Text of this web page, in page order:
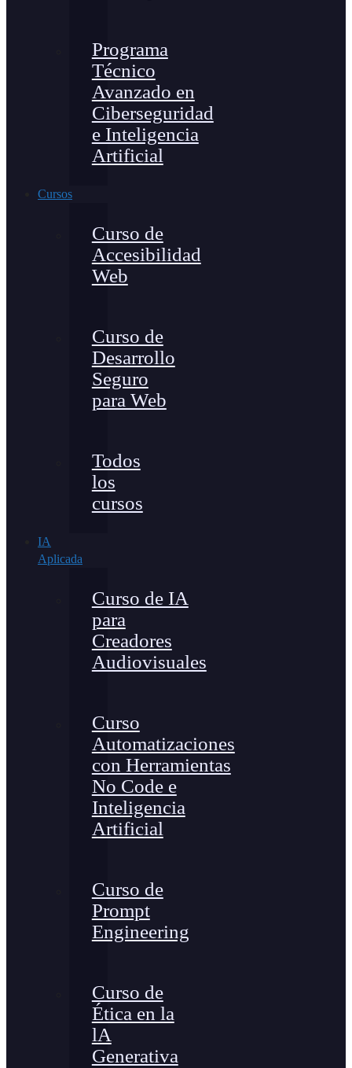
Programa
Técnico
Avanzado en
Ciberseguridad
e Inteligencia
Artificial
Cursos
Curso de
Accesibilidad
Web
Curso de
Desarrollo
Seguro
para Web
Todos
los
cursos
IA
Aplicada
Curso de IA
para
Creadores
Audiovisuales
Curso
Automatizaciones
con Herramientas
No Code e
Inteligencia
Artificial
Curso de
Prompt
Engineering
Curso de
Ética en la
lA
Generativa